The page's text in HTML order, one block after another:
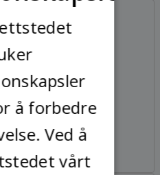
?
eller hinder
å forbedre
Ved å
vårt